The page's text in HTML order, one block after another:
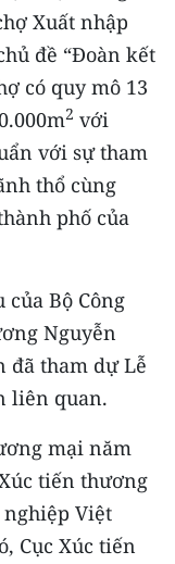
Xuất nhập
đề “Đoàn kết
có quy mô 13
2 với
với sự tham
thổ cùng
phố của
Bộ Công
Nguyễn
đã tham dự Lễ
liên quan.
mại năm
tiến thương
Việt
Cục Xúc tiến